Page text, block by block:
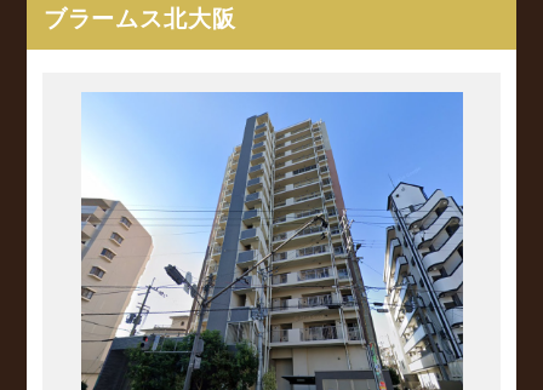
ブラームス北大阪